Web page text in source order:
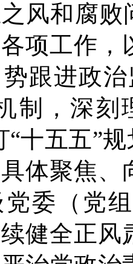
风和腐败
项工作，
跟进政
制，深刻
“十五五”
体聚焦、
委（党
健全正风